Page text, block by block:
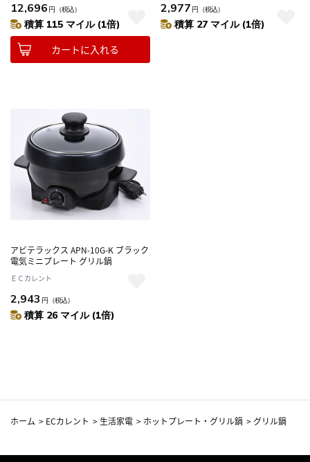
12,696 円 （税込）
積算 115 マイル (1倍)
カートに入れる
2,977 円 （税込）
積算 27 マイル (1倍)
アビテラックス APN-10G-K ブラック
電気ミニプレート グリル鍋
ＥＣカレント
2,943 円 （税込）
積算 26 マイル (1倍)
ホーム > ECカレント > 生活家電 > ホットプレート・グリル鍋 > グリル鍋